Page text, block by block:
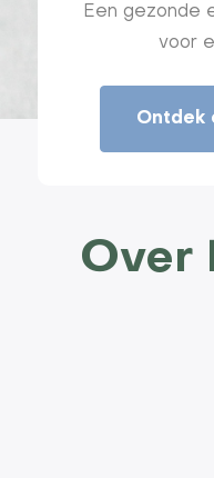
Een gezonde
voor
Ontdek
Over